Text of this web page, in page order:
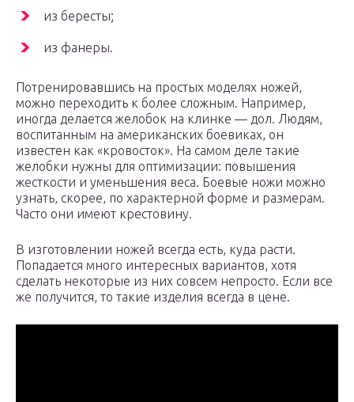
из бересты;
из фанеры.
Потренировавшись на простых моделях ножей,
можно переходить к более сложным. Например,
иногда делается желобок на клинке — дол. Людям,
воспитанным на американских боевиках, он
известен как «кровосток». На самом деле такие
желобки нужны для оптимизации: повышения
жесткости и уменьшения веса. Боевые ножи можно
узнать, скорее, по характерной форме и размерам.
Часто они имеют крестовину.
В изготовлении ножей всегда есть, куда расти.
Попадается много интересных вариантов, хотя
сделать некоторые из них совсем непросто. Если все
же получится, то такие изделия всегда в цене.